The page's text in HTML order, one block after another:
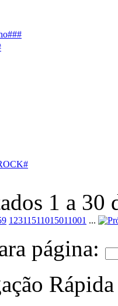
1 a 30
1 2311 51101 5011001 ...
página:
Rápida